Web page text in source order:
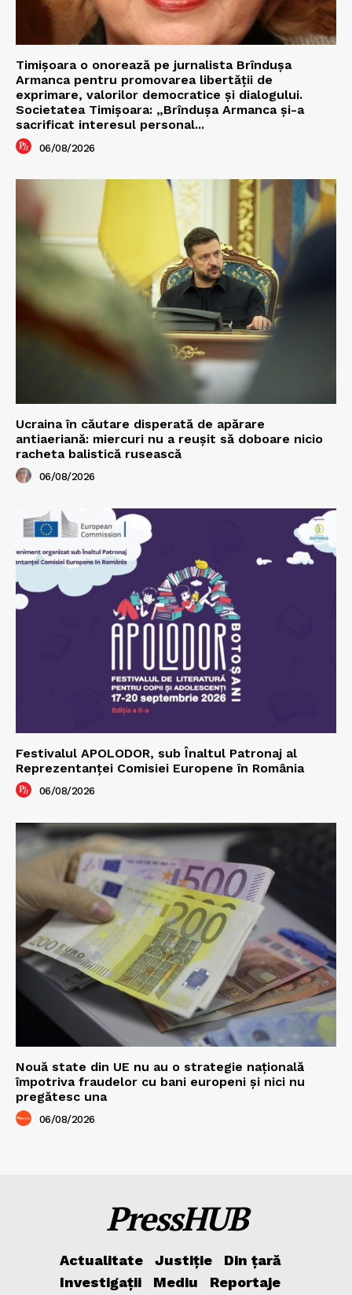
Timișoara o onorează pe jurnalista Brîndușa
Armanca pentru promovarea libertății de
exprimare, valorilor democratice și dialogului.
Societatea Timișoara: „Brîndușa Armanca și-a
sacrificat interesul personal...
06/08/2026
Ucraina în căutare disperată de apărare
antiaeriană: miercuri nu a reușit să doboare nicio
racheta balistică rusească
06/08/2026
Festivalul APOLODOR, sub Înaltul Patronaj al
Reprezentanței Comisiei Europene în România
06/08/2026
Nouă state din UE nu au o strategie națională
împotriva fraudelor cu bani europeni și nici nu
pregătesc una
06/08/2026
PressHUB
Actualitate Justiție
Din țară
Investigații
Mediu
Reportaje